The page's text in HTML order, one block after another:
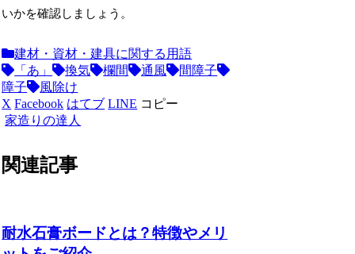
いかを確認しましょう。
建材・資材・建具に関する用語
「あ」
換気 欄間 通風
間障子
障子
風除け
X Facebook はてブ LINE コピー
家造りの達人
関連記事
耐水石膏ボードとは？特徴やメリ